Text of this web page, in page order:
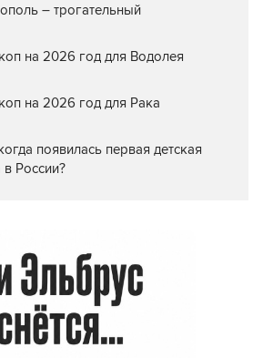
– трогательный
на 2026 год для Водолея
на 2026 год для Рака
появилась первая детская
России?